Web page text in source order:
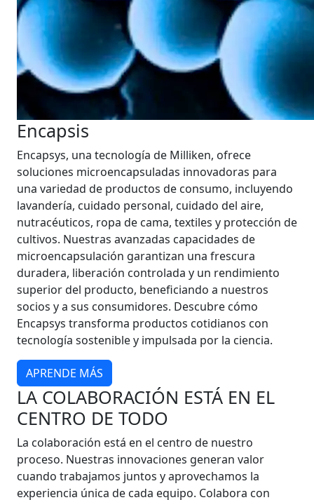
Encapsis
Encapsys, una tecnología de Milliken, ofrece
soluciones microencapsuladas innovadoras para
una variedad de productos de consumo, incluyendo
lavandería, cuidado personal, cuidado del aire,
nutracéuticos, ropa de cama, textiles y protección de
cultivos. Nuestras avanzadas capacidades de
microencapsulación garantizan una frescura
duradera, liberación controlada y un rendimiento
superior del producto, beneficiando a nuestros
socios y a sus consumidores. Descubre cómo
Encapsys transforma productos cotidianos con
tecnología sostenible y impulsada por la ciencia.
APRENDE MÁS
LA COLABORACIÓN ESTÁ EN EL
CENTRO DE TODO
La colaboración está en el centro de nuestro
proceso. Nuestras innovaciones generan valor
cuando trabajamos juntos y aprovechamos la
experiencia única de cada equipo. Colabora con